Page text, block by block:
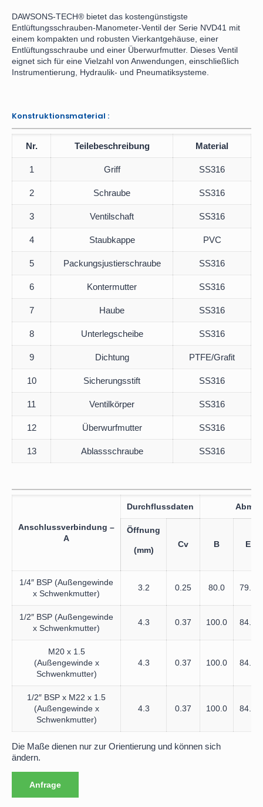
DAWSONS-TECH® bietet das kostengünstigste
Entlüftungsschrauben-Manometer-Ventil der Serie NVD41 mit
einem kompakten und robusten Vierkantgehäuse, einer
Entlüftungsschraube und einer Überwurfmutter. Dieses Ventil
eignet sich für eine Vielzahl von Anwendungen, einschließlich
Instrumentierung, Hydraulik- und Pneumatiksysteme.
Konstruktionsmaterial :
Nr. Teilebeschreibung Material
1 Griff SS316
2 Schraube SS316
3 Ventilschaft SS316
4 Staubkappe PVC
5 Packungsjustierschraube SS316
6 Kontermutter SS316
7 Haube SS316
8 Unterlegscheibe SS316
9 Dichtung PTFE/Grafit
10 Sicherungsstift SS316
11 Ventilkörper SS316
12 Überwurfmutter SS316
13 Ablassschraube SS316
Anschlussverbindung –
A
Durchflussdaten
Öffnung
(mm)
Cv B E
1/4″ BSP (Außengewinde
x Schwenkmutter)
3.2 0.25 80.0 79.0
1/2″ BSP (Außengewinde
x Schwenkmutter)
4.3 0.37 100.0 84.0
M20 x 1.5
(Außengewinde x
Schwenkmutter)
4.3 0.37 100.0 84.0
1/2″ BSP x M22 x 1.5
(Außengewinde x
Schwenkmutter)
4.3 0.37 100.0 84.0
Die Maße dienen nur zur Orientierung und können sich
ändern.
Anfrage